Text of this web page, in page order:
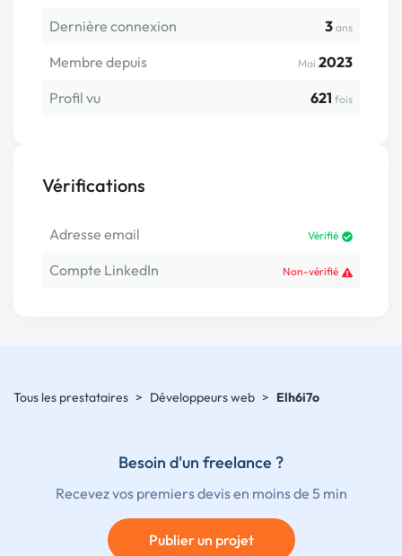
Dernière connexion 3 ans
Membre depuis Mai 2023
Profil vu
621 fois
Vérifications
Adresse email Vérifié
Compte LinkedIn Non-vérifié
Tous les prestataires > Développeurs web > Elh6i7o
Besoin d'un freelance ?
Recevez vos premiers devis en moins de 5 min
Publier un projet